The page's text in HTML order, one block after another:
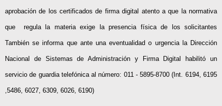
aprobación de los certificados de firma digital atento a que la normativa
que regula la materia exige la presencia física de los solicitantes
También se informa que ante una eventualidad o urgencia la Dirección
Nacional de Sistemas de Administración y Firma Digital habilitó un
servicio de guardia telefónica al número: 011 - 5895-8700 (Int. 6194, 6195
,5486, 6027, 6309, 6026, 6190)